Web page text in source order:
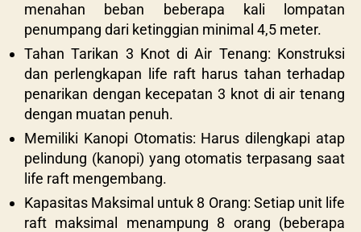
menahan beban beberapa kali lompatan
penumpang dari ketinggian minimal 4,5 meter.
Tahan Tarikan 3 Knot di Air Tenang: Konstruksi
dan perlengkapan life raft harus tahan terhadap
penarikan dengan kecepatan 3 knot di air tenang
dengan muatan penuh.
Memiliki Kanopi Otomatis: Harus dilengkapi atap
pelindung (kanopi) yang otomatis terpasang saat
life raft mengembang.
Kapasitas Maksimal untuk 8 Orang: Setiap unit life
raft maksimal menampung 8 orang (beberapa